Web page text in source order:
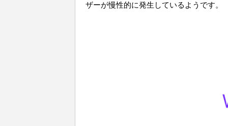
ザーが慢性的に発生しているようです。